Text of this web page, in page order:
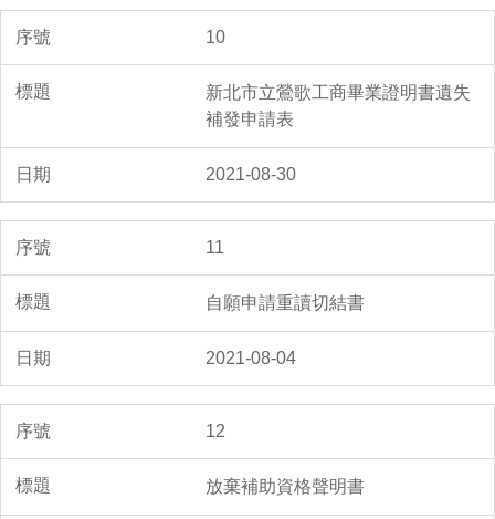
10
新北市立鶯歌工商畢業證明書遺失
補發申請表
2021-08-30
11
自願申請重讀切結書
2021-08-04
12
放棄補助資格聲明書